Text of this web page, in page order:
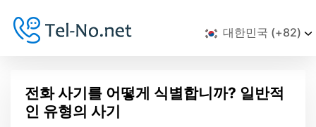
대한민국 (+82)
전화 사기를 어떻게 식별합니까? 일반적
인 유형의 사기